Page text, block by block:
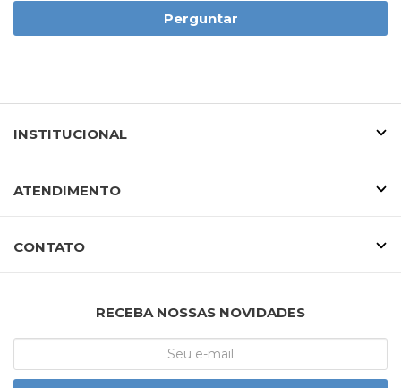
Perguntar
INSTITUCIONAL
ATENDIMENTO
CONTATO
RECEBA NOSSAS NOVIDADES